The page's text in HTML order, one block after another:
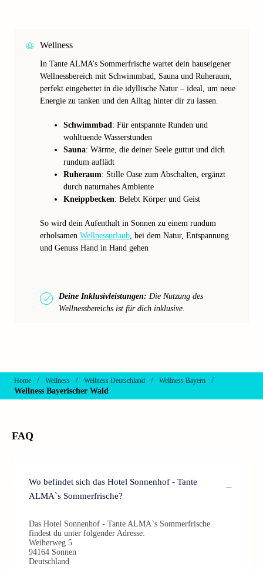
Wellness
In Tante ALMA’s Sommerfrische wartet dein hauseigener
Wellnessbereich mit Schwimmbad, Sauna und Ruheraum,
perfekt eingebettet in die idyllische Natur – ideal, um neue
Energie zu tanken und den Alltag hinter dir zu lassen.
Schwimmbad: Für entspannte Runden und
wohltuende Wasserstunden
Sauna: Wärme, die deiner Seele guttut und dich
rundum auflädt
Ruheraum: Stille Oase zum Abschalten, ergänzt
durch naturnahes Ambiente
Kneippbecken: Belebt Körper und Geist
So wird dein Aufenthalt in Sonnen zu einem rundum
erholsamen Wellnessurlaub, bei dem Natur, Entspannung
und Genuss Hand in Hand gehen
Deine Inklusivleistungen: Die Nutzung des
Wellnessbereichs ist für dich inklusive.
Home / Wellness / Wellness Deutschland / Wellness Bayern
/
Wellness Bayerischer Wald
FAQ
Wo befindet sich das Hotel Sonnenhof - Tante
ALMA`s Sommerfrische?
Das Hotel Sonnenhof - Tante ALMA`s Sommerfrische
findest du unter folgender Adresse:
Weiherweg 5
94164 Sonnen
Deutschland